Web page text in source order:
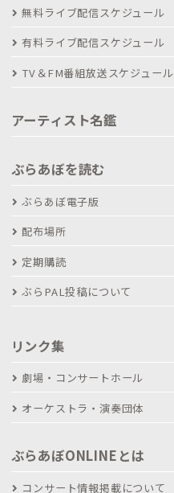
無料ライブ配信スケジュール
有料ライブ配信スケジュール
TV＆FM番組放送スケジュール
アーティスト名鑑
ぶらあぼを読む
ぶらあぼ電子版
配布場所
定期購読
ぶらPAL投稿について
リンク集
劇場・コンサートホール
オーケストラ・演奏団体
ぶらあぼONLINEとは
コンサート情報掲載について